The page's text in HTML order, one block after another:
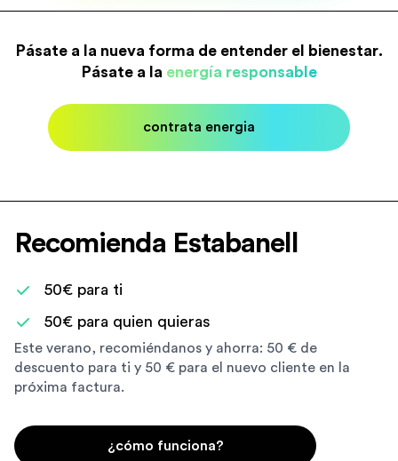
Pásate a la nueva forma de entender el bienestar.
Pásate a la energía responsable
contrata energia
Recomienda Estabanell
50€ para ti
50€ para quien quieras
Este verano, recomiéndanos y ahorra: 50 € de
descuento para ti y 50 € para el nuevo cliente en la
próxima factura.
¿cómo funciona?